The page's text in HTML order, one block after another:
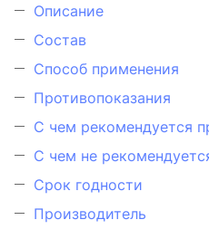
Описание
Состав
Способ применения
Противопоказания
С чем рекомендуется
С чем не
Срок годности
Производитель